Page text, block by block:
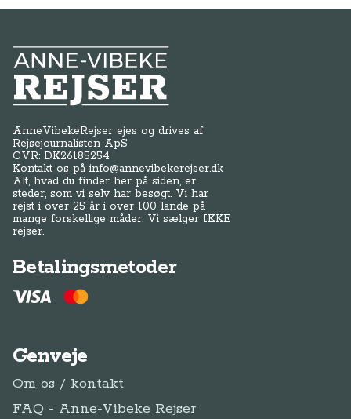
Anne-Vibeke Rejser
AnneVibekeRejser ejes og drives af
Rejsejournalisten ApS
CVR: DK26185254
Kontakt os påinfo@annevibekerejser.dk
Alt, hvad du finder her på siden, er
steder, som vi selv har besøgt. Vi har
rejst i over 25 år i over 100 lande på
mange forskellige måder. Vi sælger IKKE
rejser.
Betalingsmetoder
Genveje
Om os / kontakt
FAQ - Anne-Vibeke Rejser